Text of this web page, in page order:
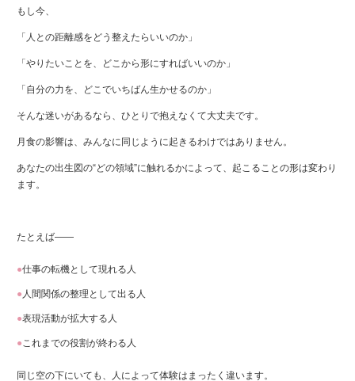
もし今、
「人との距離感をどう整えたらいいのか」
「やりたいことを、どこから形にすればいいのか」
「自分の力を、どこでいちばん生かせるのか」
そんな迷いがあるなら、ひとりで抱えなくて大丈夫です。
月食の影響は、みんなに同じように起きるわけではありません。
あなたの出生図の“どの領域”に触れるかによって、起こることの形は変わり
ます。
たとえば――
仕事の転機として現れる人
人間関係の整理として出る人
表現活動が拡大する人
これまでの役割が終わる人
同じ空の下にいても、人によって体験はまったく違います。